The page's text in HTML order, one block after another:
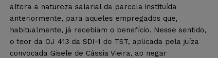
altera a natureza salarial da parcela instituída
anteriormente, para aqueles empregados que,
habitualmente, já recebiam o benefício. Nesse sentido,
o teor da OJ 413 da SDI-1 do TST, aplicada pela juíza
convocada Gisele de Cássia Vieira, ao negar